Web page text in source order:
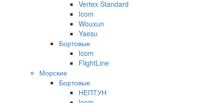
Vertex Standard
Icom
Wouxun
Yaesu
Бортовые
Icom
FlightLine
Морские
Бортовые
НЕПТУН